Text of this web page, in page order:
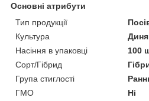
Основні атрибути
Тип продукції
Культура
Диня
Насіння в упаковці
100
Сорт/Гібрид
Група стиглості
ГМО
Ні